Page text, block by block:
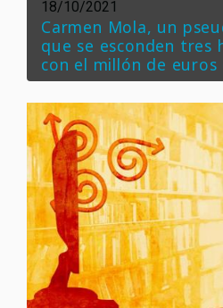
18/10/2021
Carmen Mola, un
que se esconden tres
con el millón de euros